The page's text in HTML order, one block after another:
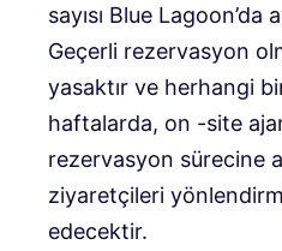
sayısı Blue Lagoon’da
Geçerli rezervasyon
yasaktır ve herhangi
haftalarda, on -site
rezervasyon sürecine
ziyaretçileri
edecektir.